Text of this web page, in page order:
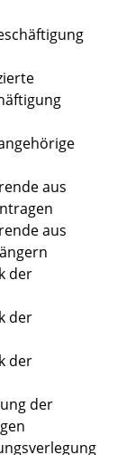
aus
aus
der
der
der
der